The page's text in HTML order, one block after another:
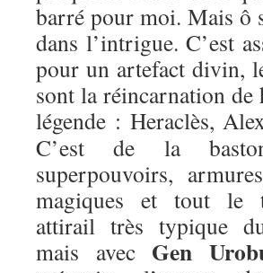
barré pour moi. Mais ô
dans l’intrigue. C’est
pour un artefact divin,
sont la réincarnation de
légende : Heraclès,
C’est de la
superpouvoirs,
magiques et tout le
attirail très typique
mais avec Gen